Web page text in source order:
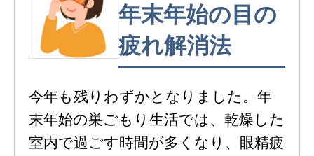
年末年始の目の
疲れ解消法
今年も残りわずかとなりました。年
末年始の巣ごもり生活では、乾燥した
室内で過ごす時間が多くなり、眼精疲